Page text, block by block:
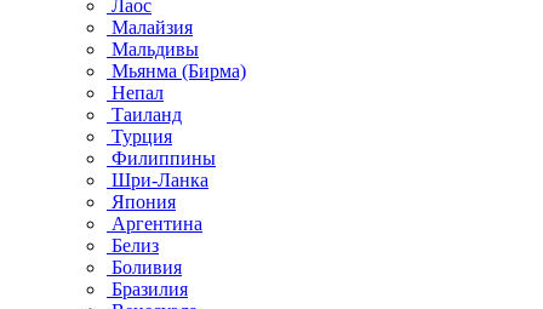
Лаос
Малайзия
Мальдивы
Мьянма (Бирма)
Непал
Таиланд
Турция
Филиппины
Шри-Ланка
Япония
Аргентина
Белиз
Боливия
Бразилия